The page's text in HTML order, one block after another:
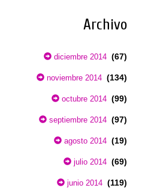
Archivo
diciembre 2014 (67)
noviembre 2014 (134)
octubre 2014 (99)
septiembre 2014 (97)
agosto 2014 (19)
julio 2014 (69)
junio 2014 (119)